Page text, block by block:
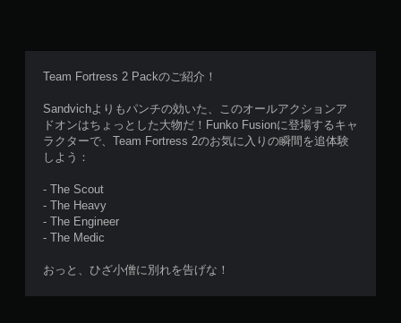
Team Fortress 2 Packのご紹介！
Sandvichよりもパンチの効いた、このオールアクションア
ドオンはちょっとした大物だ！Funko Fusionに登場するキャ
ラクターで、Team Fortress 2のお気に入りの瞬間を追体験
しよう：
- The Scout
- The Heavy
- The Engineer
- The Medic
おっと、ひざ小僧に別れを告げな！